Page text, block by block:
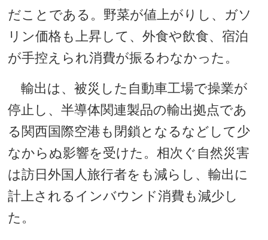
だことである。野菜が値上がりし、ガソ
リン価格も上昇して、外食や飲食、宿泊
が手控えられ消費が振るわなかった。
輸出は、被災した自動車工場で操業が
停止し、半導体関連製品の輸出拠点であ
る関西国際空港も閉鎖となるなどして少
なからぬ影響を受けた。相次ぐ自然災害
は訪日外国人旅行者をも減らし、輸出に
計上されるインバウンド消費も減少し
た。